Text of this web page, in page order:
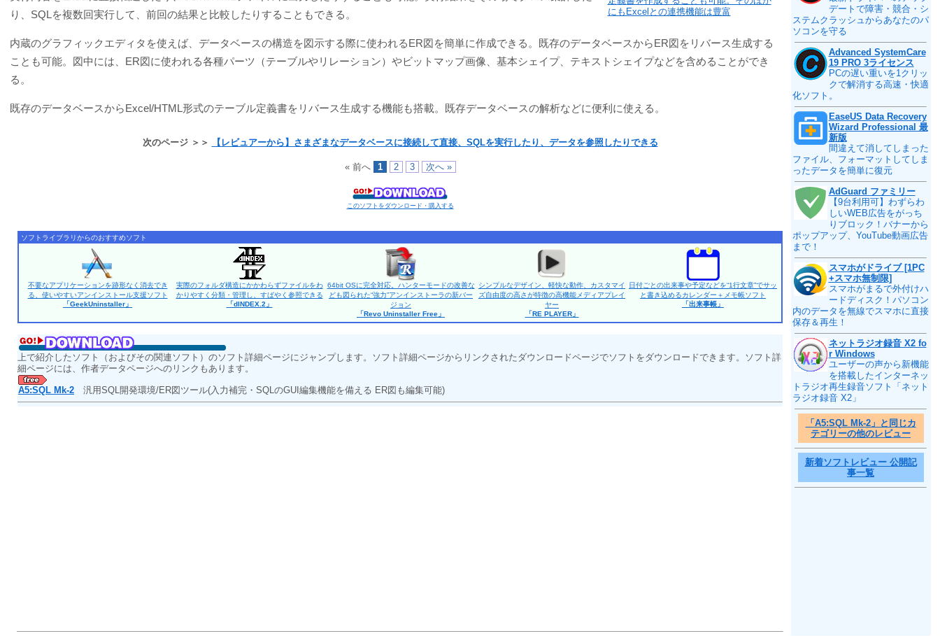
にもExcelとの連携機能は豊富
り、SQLを複数回実行して、前回の結果と比較したりすることもできる。
内蔵のグラフィックエディタを使えば、データベースの構造を図示する際に使われるER図を簡単に作成できる。既存のデータベースからER図をリバース生成する
ことも可能。図中には、ER図に使われる各種パーツ（テーブルやリレーション）やビットマップ画像、基本シェイプ、テキストシェイプなどを含めることができ
る。
既存のデータベースからExcel/HTML形式のテーブル定義書をリバース生成する機能も搭載。既存データベースの解析などに便利に使える。
次のページ ＞＞ 【レビュアーから】さまざまなデータベースに接続して直接、SQLを実行したり、データを参照したりできる
« 前へ 1 2 3 次へ »
このソフトをダウンロード・購入する
ソフトライブラリからのおすすめソフト
不要なアプリケーションを跡形なく消去でき
る、使いやすいアンインストール支援ソフト
「GeekUninstaller」
実際のフォルダ構造にかかわらずファイルをわ
かりやすく分類・管理し、すばやく参照できる
「dINDEX.2」
64bit OSに完全対応。ハンターモードの改善な
ども図られた“強力”アンインストーラの新バー
ジョン
「Revo Uninstaller Free」
シンプルなデザイン、軽快な動作、カスタマイ
ズ自由度の高さが特徴の高機能メディアプレイ
ヤー
「RE PLAYER」
日付ごとの出来事や予定などを“1行文章”でサッ
と書き込めるカレンダー＋メモ帳ソフト
「出来事帳」
上で紹介したソフト（およびその関連ソフト）のソフト詳細ページにジャンプします。ソフト詳細ページからリンクされたダウンロードページでソフトをダウンロードできます。ソフト詳
細ページには、作者データページへのリンクもあります。
A5:SQL Mk-2 汎用SQL開発環境/ER図ツール(入力補完・SQLのGUI編集機能を備える ER図も編集可能)
デートで障害・競合・シ
ステムクラッシュからあなたのパ
ソコンを守る
Advanced SystemCare
19 PRO 3ライセンス
PCの遅い重いを1クリッ
クで解消する高速・快適
化ソフト。
EaseUS Data Recovery
Wizard Professional 最
新版
間違えて消してしまった
ファイル、フォーマットしてしま
ったデータを簡単に復元
AdGuard ファミリー
【9台利用可】わずらわ
しいWEB広告をがっち
りブロック！バナーから
ポップアップ、YouTube動画広告
まで！
スマホがドライブ [1PC
+スマホ無制限]
スマホがまるで外付けハ
ードディスク！パソコン
内のデータを無線でスマホに直接
保存＆再生！
ネットラジオ録音 X2 fo
r Windows
ユーザーの声から新機能
を搭載したインターネッ
トラジオ再生録音ソフト「ネット
ラジオ録音 X2」
「A5:SQL Mk-2」と同じカ
テゴリーの他のレビュー
新着ソフトレビュー 公開記
事一覧